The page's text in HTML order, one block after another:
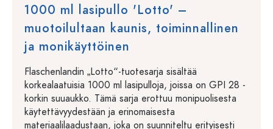
1000 ml lasipullo 'Lotto' –
muotoilultaan kaunis, toiminnallinen
ja monikäyttöinen
Flaschenlandin „Lotto“-tuotesarja sisältää
korkealaatuisia 1000 ml lasipulloja, joissa on GPI 28 -
korkin suuaukko. Tämä sarja erottuu monipuolisesta
käytettävyydestään ja erinomaisesta
materiaalilaadustaan, joka on suunniteltu erityisesti